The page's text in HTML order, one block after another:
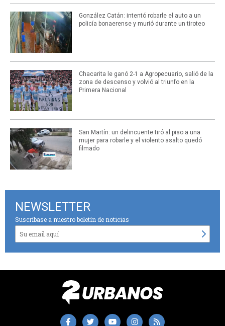
González Catán: intentó robarle el auto a un
policía bonaerense y murió durante un tiroteo
Chacarita le ganó 2-1 a Agropecuario, salió de la
zona de descenso y volvió al triunfo en la
Primera Nacional
San Martín: un delincuente tiró al piso a una
mujer para robarle y el violento asalto quedó
filmado
NEWSLETTER
Suscríbase a nuestro boletín de noticias